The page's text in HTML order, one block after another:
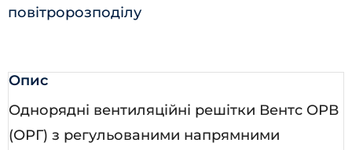
повітророзподілу
Опис
Однорядні вентиляційні решітки Вентс ОРВ
(ОРГ) з регульованими напрямними